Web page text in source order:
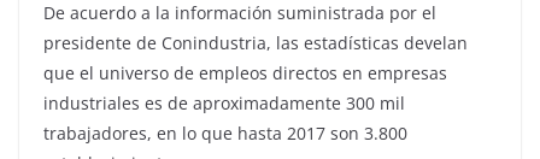
De acuerdo a la información suministrada por el
presidente de Conindustria, las estadísticas develan
que el universo de empleos directos en empresas
industriales es de aproximadamente 300 mil
trabajadores, en lo que hasta 2017 son 3.800